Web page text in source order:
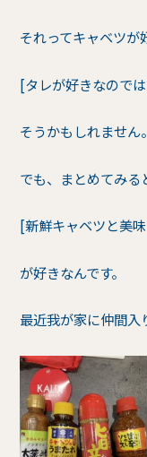
それってキャベツが
[タレが好きなので
そうかもしれません
でも、まとめてみる
[新鮮キャベツと美
が好きなんです。
最近我が家に仲間入